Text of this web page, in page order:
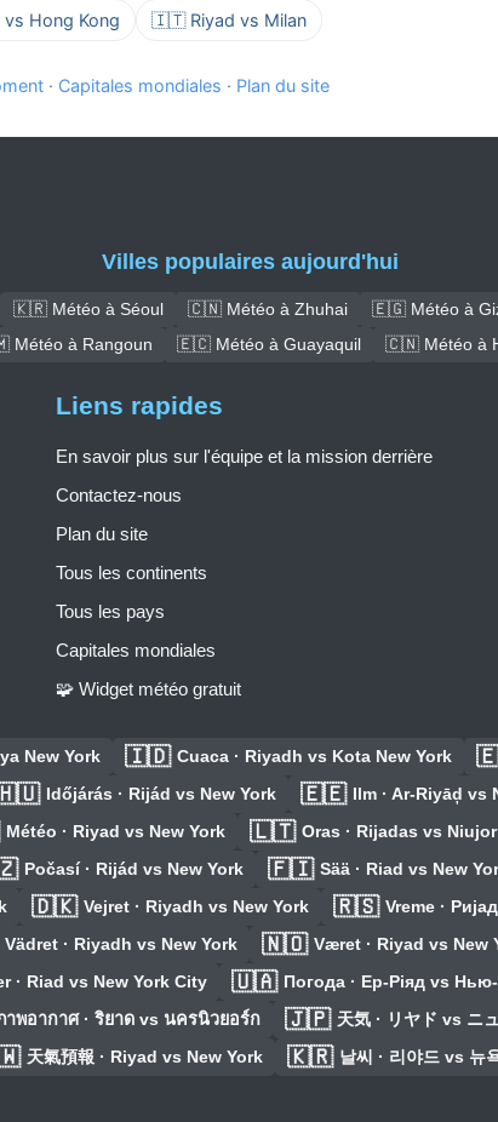
Hong Kong 🇮🇹 Riyad vs Milan
· Capitales mondiales · Plan du site
Villes populaires aujourd'hui
🇰🇷 Météo à Séoul 🇨🇳 Météo à Zhuhai 🇪🇬 Météo à
à Rangoun 🇪🇨 Météo à Guayaquil 🇨🇳 Météo à
Liens rapides
En savoir plus sur l'équipe et la mission derrière
Contactez-nous
Plan du site
Tous les continents
Tous les pays
Capitales mondiales
🧩 Widget météo gratuit
New York 🇮🇩 Cuaca · Riyadh vs Kota New York
Időjárás · Rijád vs New York 🇪🇪 Ilm · Ar-Riyāḑ vs
Météo · Riyad vs New York 🇱🇹 Oras · Rijadas vs
Počasí · Rijád vs New York 🇫🇮 Sää · Riad vs New
🇩🇰 Vejret · Riyadh vs New York 🇷🇸 Vreme ·
Vädret · Riyadh vs New York 🇳🇴 Været · Riyad vs New
· Riad vs New York City 🇺🇦 Погода · Ер-Ріяд vs
าพอากาศ · ริยาด vs นครนิวยอร์ก 🇯🇵 天気 · リヤド vs ニ
天氣預報 · Riyad vs New York 🇰🇷 날씨 · 리야드 vs 뉴